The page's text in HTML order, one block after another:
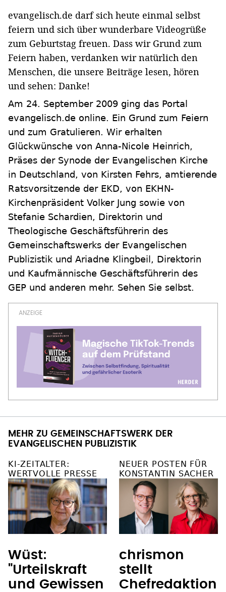
evangelisch.de darf sich heute einmal selbst
feiern und sich über wunderbare Videogrüße
zum Geburtstag freuen. Dass wir Grund zum
Feiern haben, verdanken wir natürlich den
Menschen, die unsere Beiträge lesen, hören
und sehen: Danke!
Am 24. September 2009 ging das Portal
evangelisch.de online. Ein Grund zum Feiern
und zum Gratulieren. Wir erhalten
Glückwünsche von Anna-Nicole Heinrich,
Präses der Synode der Evangelischen Kirche
in Deutschland, von Kirsten Fehrs, amtierende
Ratsvorsitzende der EKD, von EKHN-
Kirchenpräsident Volker Jung sowie von
Stefanie Schardien, Direktorin und
Theologische Geschäftsführerin des
Gemeinschaftswerks der Evangelischen
Publizistik und Ariadne Klingbeil, Direktorin
und Kaufmännische Geschäftsführerin des
GEP und anderen mehr. Sehen Sie selbst.
MEHR ZU GEMEINSCHAFTSWERK DER
EVANGELISCHEN PUBLIZISTIK
KI-ZEITALTER:
WERTVOLLE PRESSE
Wüst:
"Urteilskraft
und Gewissen
NEUER POSTEN FÜR
KONSTANTIN SACHER
chrismon
stellt
Chefredaktion